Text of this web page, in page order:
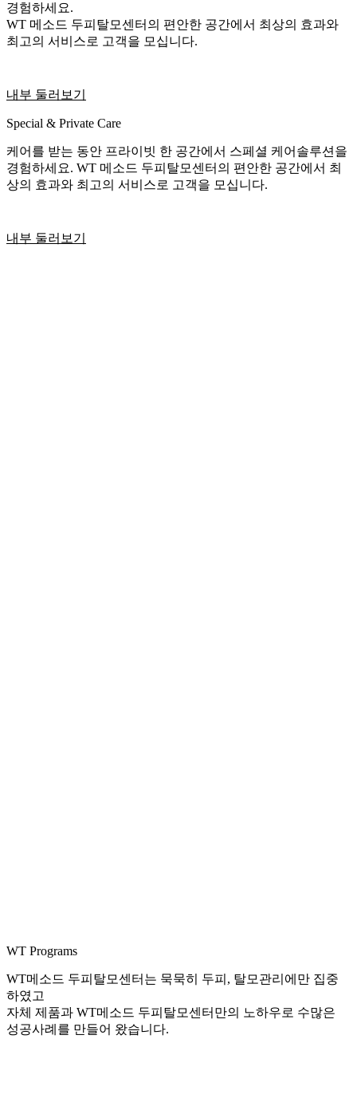
경험하세요.
WT 메소드 두피탈모센터의 편안한 공간에서 최상의 효과와
최고의 서비스로 고객을 모십니다.
내부 둘러보기
Special & Private Care
케어를 받는 동안 프라이빗 한 공간에서 스페셜 케어솔루션을
경험하세요. WT 메소드 두피탈모센터의 편안한 공간에서 최
상의 효과와 최고의 서비스로 고객을 모십니다.
내부 둘러보기
WT Programs
WT메소드 두피탈모센터는 묵묵히 두피, 탈모관리에만 집중
하였고
자체 제품과 WT메소드 두피탈모센터만의 노하우로 수많은
성공사례를 만들어 왔습니다.